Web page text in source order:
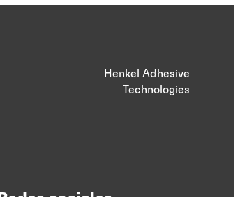
Henkel Adhesive
Technologies